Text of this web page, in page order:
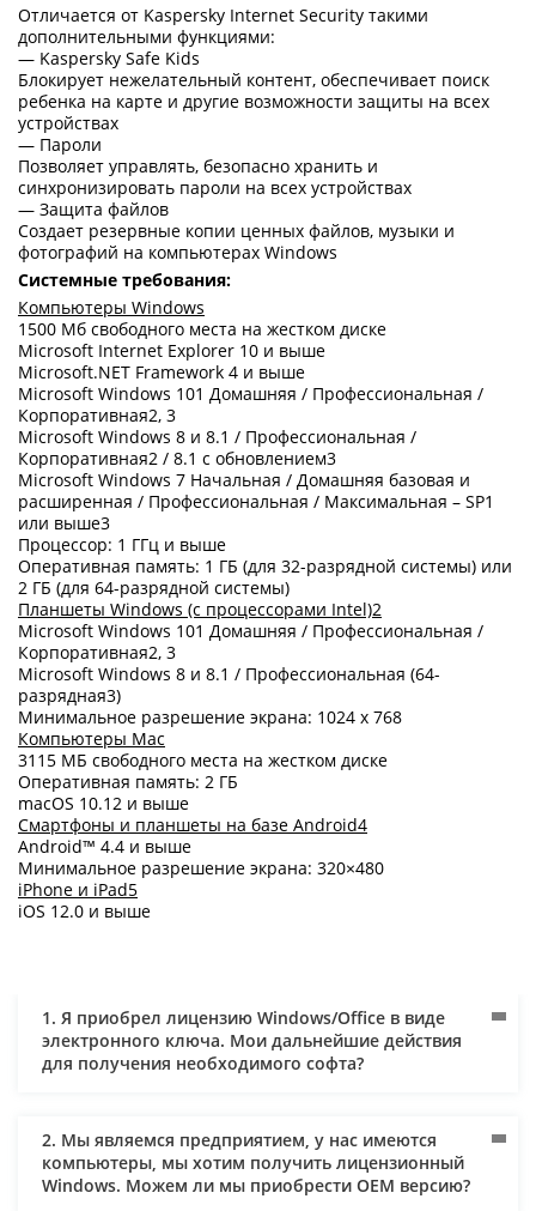
Отличается от Kaspersky Internet Security такими
дополнительными функциями:
— Kaspersky Safe Kids
Блокирует нежелательный контент, обеспечивает поиск
ребенка на карте и другие возможности защиты на всех
устройствах
— Пароли
Позволяет управлять, безопасно хранить и
синхронизировать пароли на всех устройствах
— Защита файлов
Создает резервные копии ценных файлов, музыки и
фотографий на компьютерах Windows
Системные требования:
Компьютеры Windows
1500 Мб свободного места на жестком диске
Microsoft Internet Explorer 10 и выше
Microsoft.NET Framework 4 и выше
Microsoft Windows 101 Домашняя / Профессиональная /
Корпоративная2, 3
Microsoft Windows 8 и 8.1 / Профессиональная /
Корпоративная2 / 8.1 с обновлением3
Microsoft Windows 7 Начальная / Домашняя базовая и
расширенная / Профессиональная / Максимальная – SP1
или выше3
Процессор: 1 ГГц и выше
Оперативная память: 1 ГБ (для 32-разрядной системы) или
2 ГБ (для 64-разрядной системы)
Планшеты Windows (с процессорами Intel)2
Microsoft Windows 101 Домашняя / Профессиональная /
Корпоративная2, 3
Microsoft Windows 8 и 8.1 / Профессиональная (64-
разрядная3)
Минимальное разрешение экрана: 1024 х 768
Компьютеры Mac
3115 МБ свободного места на жестком диске
Оперативная память: 2 ГБ
macOS 10.12 и выше
Смартфоны и планшеты на базе Android4
Android™ 4.4 и выше
Минимальное разрешение экрана: 320×480
iPhone и iPad5
iOS 12.0 и выше
1. Я приобрел лицензию Windows/Office в виде
электронного ключа. Мои дальнейшие действия
для получения необходимого софта?
2. Мы являемся предприятием, у нас имеются
компьютеры, мы хотим получить лицензионный
Windows. Можем ли мы приобрести ОЕM версию?